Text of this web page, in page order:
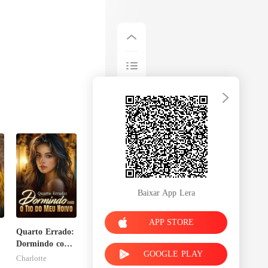
Quarto Errado:
Dormindo com
o Tio do Meu
Charlotte
Baixar App Lera
APP STORE
GOOGLE PLAY